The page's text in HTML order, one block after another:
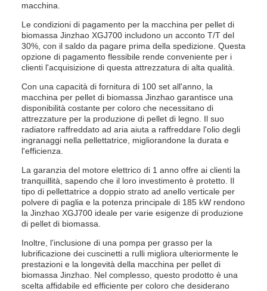
macchina.
Le condizioni di pagamento per la macchina per pellet di
biomassa Jinzhao XGJ700 includono un acconto T/T del
30%, con il saldo da pagare prima della spedizione. Questa
opzione di pagamento flessibile rende conveniente per i
clienti l'acquisizione di questa attrezzatura di alta qualità.
Con una capacità di fornitura di 100 set all'anno, la
macchina per pellet di biomassa Jinzhao garantisce una
disponibilità costante per coloro che necessitano di
attrezzature per la produzione di pellet di legno. Il suo
radiatore raffreddato ad aria aiuta a raffreddare l'olio degli
ingranaggi nella pellettatrice, migliorandone la durata e
l'efficienza.
La garanzia del motore elettrico di 1 anno offre ai clienti la
tranquillità, sapendo che il loro investimento è protetto. Il
tipo di pellettatrice a doppio strato ad anello verticale per
polvere di paglia e la potenza principale di 185 kW rendono
la Jinzhao XGJ700 ideale per varie esigenze di produzione
di pellet di biomassa.
Inoltre, l'inclusione di una pompa per grasso per la
lubrificazione dei cuscinetti a rulli migliora ulteriormente le
prestazioni e la longevità della macchina per pellet di
biomassa Jinzhao. Nel complesso, questo prodotto è una
scelta affidabile ed efficiente per coloro che desiderano